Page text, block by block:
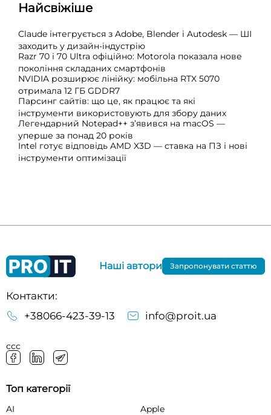
Найсвіжіше
Claude інтегрується з Adobe, Blender і Autodesk — ШІ
заходить у дизайн-індустрію
Razr 70 і 70 Ultra офіційно: Motorola показала нове
покоління складаних смартфонів
NVIDIA розширює лінійку: мобільна RTX 5070
отримала 12 ГБ GDDR7
Парсинг сайтів: що це, як працює та які
інструменти використовують для збору даних
Легендарний Notepad++ з’явився на macOS —
уперше за понад 20 років
Intel готує відповідь AMD X3D — ставка на ПЗ і нові
інструменти оптимізації
Контакти:
+38066-423-39-13
info@proit.ua
ссс
Наші автори Запропонувати статтю
Топ категорії
AI
Apple